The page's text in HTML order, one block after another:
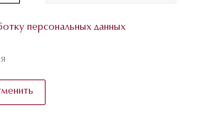
персональных данных